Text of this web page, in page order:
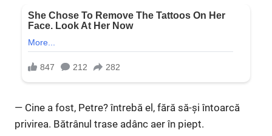
— Cine a fost, Petre? întrebă el, fără să-și întoarcă
privirea. Bătrânul trase adânc aer în piept.